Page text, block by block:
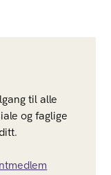
til alle
og faglige